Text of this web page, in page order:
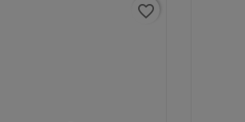
favorite_border